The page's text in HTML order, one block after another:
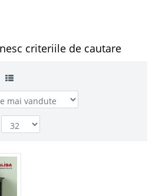
criteriile de cautare